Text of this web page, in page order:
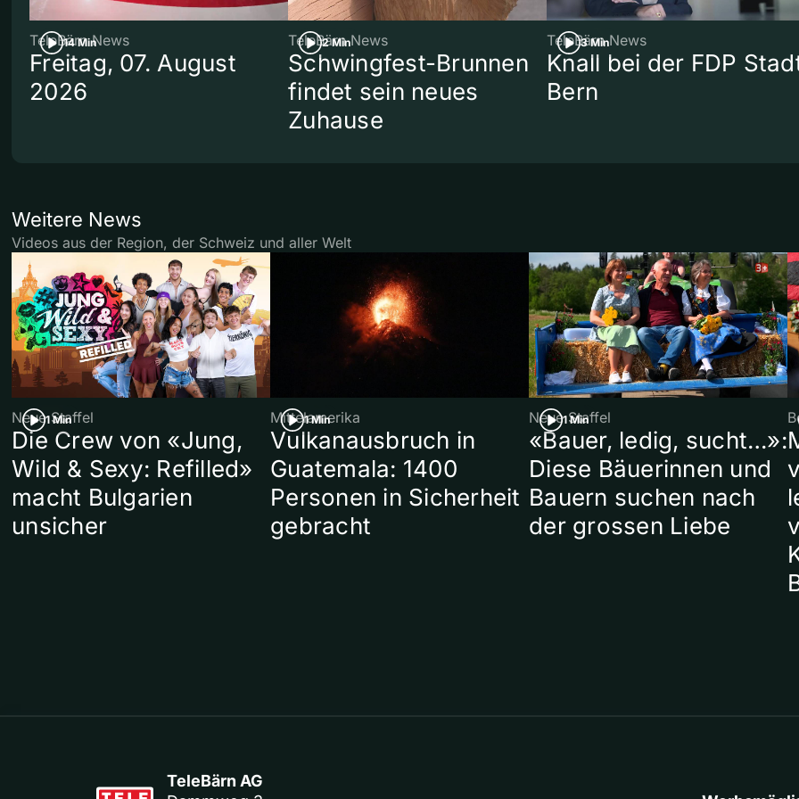
14 Min
TeleBärn News
Freitag, 07. August
2026
2 Min
TeleBärn News
Schwingfest-Brunnen
findet sein neues
Zuhause
3 Min
TeleBärn News
Knall bei der FDP
Bern
Weitere News
Videos aus der Region, der Schweiz und aller Welt
1 Min
Neue Staffel
Die Crew von «Jung,
Wild & Sexy: Refilled»
macht Bulgarien
unsicher
1 Min
Mittelamerika
Vulkanausbruch in
Guatemala: 1400
Personen in Sicherheit
gebracht
1 Min
Neue Staffel
«Bauer, ledig, sucht…»:
Diese Bäuerinnen und
Bauern suchen nach
der grossen Liebe
TeleBärn AG